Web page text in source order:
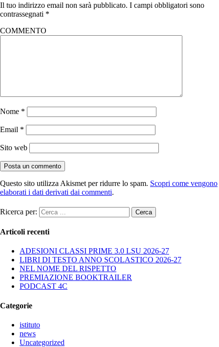
Il tuo indirizzo email non sarà pubblicato. I campi obbligatori sono
contrassegnati *
COMMENTO
Nome *
Email *
Sito web
Questo sito utilizza Akismet per ridurre lo spam. Scopri come vengono
elaborati i dati derivati dai commenti.
Ricerca per:
Articoli recenti
ADESIONI CLASSI PRIME 3.0 LSU 2026-27
LIBRI DI TESTO ANNO SCOLASTICO 2026-27
NEL NOME DEL RISPETTO
PREMIAZIONE BOOKTRAILER
PODCAST 4C
Categorie
istituto
news
Uncategorized